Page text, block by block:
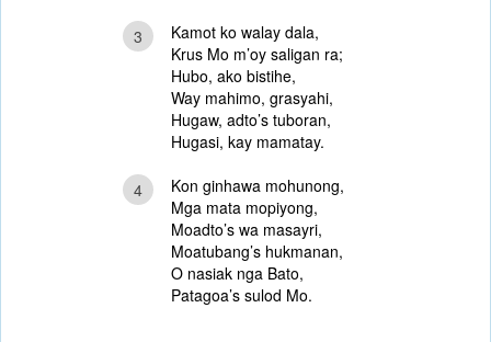
3
Kamot ko walay dala,
Krus Mo m’oy saligan ra;
Hubo, ako bistihe,
Way mahimo, grasyahi,
Hugaw, adto’s tuboran,
Hugasi, kay mamatay.
4
Kon ginhawa mohunong,
Mga mata mopiyong,
Moadto’s wa masayri,
Moatubang’s hukmanan,
O nasiak nga Bato,
Patagoa’s sulod Mo.